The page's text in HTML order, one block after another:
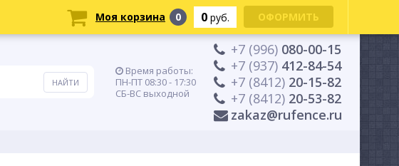
Время работы:
ПН-ПТ 08:30 - 17:30
СБ-ВС выходной
+7 (996) 080-00-15
+7 (937) 412-84-54
+7 (8412) 20-15-82
+7 (8412) 20-53-82
zakaz@rufence.ru
Моя корзина 0 0 руб. ОФОРМИТЬ